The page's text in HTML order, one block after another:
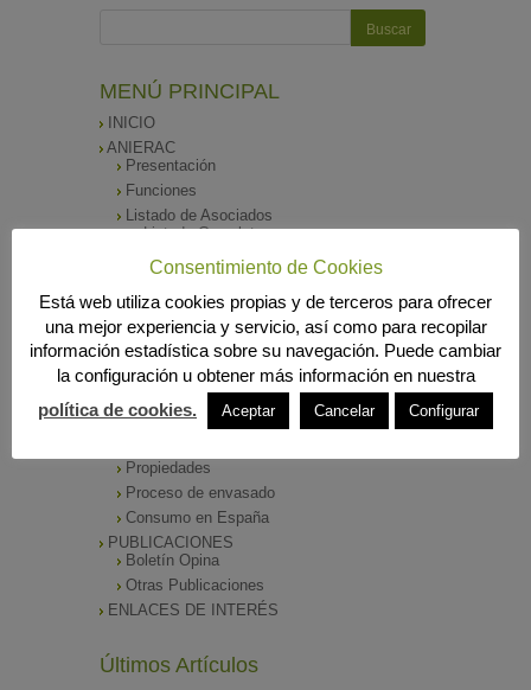
MENÚ PRINCIPAL
INICIO
ANIERAC
Presentación
Funciones
Listado de Asociados
Listado Completo
Como asociarse
SALA DE PRENSA
Notas de Prensa
Archivos Corporativos
GALERÍA DE IMÁGENES
CONTACTO
ENVASADO DE ACEITE
Propiedades
Proceso de envasado
Consumo en España
PUBLICACIONES
Boletín Opina
Otras Publicaciones
ENLACES DE INTERÉS
Últimos Artículos
Consentimiento de Cookies
Está web utiliza cookies propias y de terceros para ofrecer
una mejor experiencia y servicio, así como para recopilar
información estadística sobre su navegación. Puede cambiar
la configuración u obtener más información en nuestra
política de cookies.
Aceptar Cancelar Configurar